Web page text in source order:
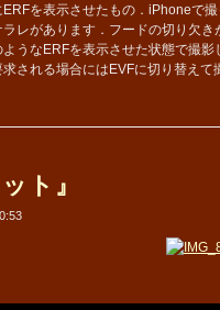
を表示させたもの．iPhoneで
レがあります．フードの切り欠
うなERFを表示させた状態で撮
される場合にはEVFに切り替えて
ト』